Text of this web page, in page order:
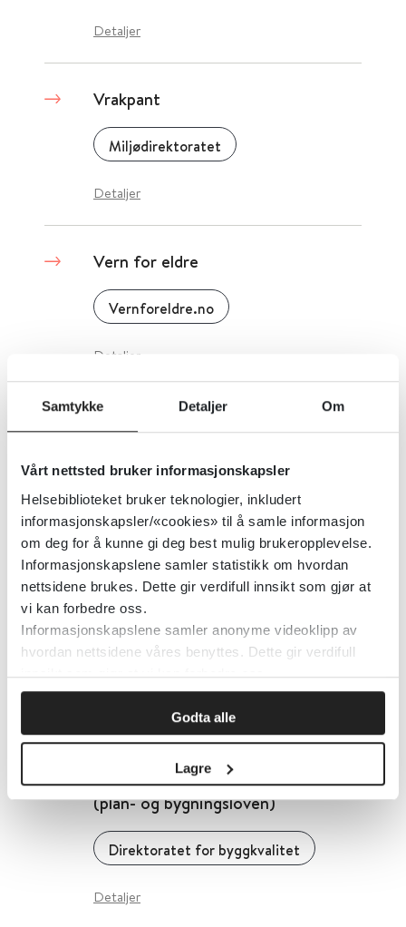
Samtykke Detaljer Om
Vårt nettsted bruker informasjonskapsler
Helsebiblioteket bruker teknologier, inkludert
informasjonskapsler/«cookies» til å samle informasjon
om deg for å kunne gi deg best mulig brukeropplevelse.
Informasjonskapslene samler statistikk om hvordan
nettsidene brukes. Dette gir verdifull innsikt som gjør at
vi kan forbedre oss.
Informasjonskapslene samler anonyme videoklipp av
hvordan nettsidene våres benyttes. Dette gir verdifull
innsikt som gjør at vi kan forbedre oss.
Godta alle
Lagre
Detaljer
Vrakpant
Miljødirektoratet
Detaljer
Vern for eldre
Vernforeldre.no
Detaljer
Helsedirektoratet
Detaljer
Veiledning til luftkvalitet i
arealplanlegging
Miljødirektoratet
Veiledning for kommunalt tilsyn
(plan- og bygningsloven)
Direktoratet for byggkvalitet
Detaljer